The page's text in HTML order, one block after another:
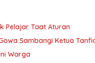
Pelajar Taat Aturan
Sambangi Ketua
Warga